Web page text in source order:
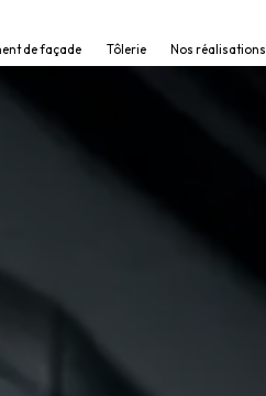
de façade Tôlerie Nos réalisations